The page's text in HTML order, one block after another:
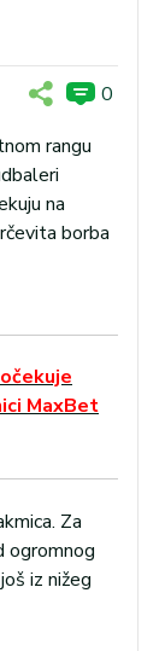
0
rangu
na
borba
MaxBet
Za
ogromnog
iz nižeg